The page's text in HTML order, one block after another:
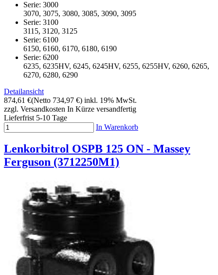
Serie: 3000
3070, 3075, 3080, 3085, 3090, 3095
Serie: 3100
3115, 3120, 3125
Serie: 6100
6150, 6160, 6170, 6180, 6190
Serie: 6200
6235, 6235HV, 6245, 6245HV, 6255, 6255HV, 6260, 6265,
6270, 6280, 6290
Detailansicht
874,61 €(Netto 734,97 €) inkl. 19% MwSt.
zzgl. Versandkosten In Kürze versandfertig
Lieferfrist 5-10 Tage
In Warenkorb
Lenkorbitrol OSPB 125 ON - Massey
Ferguson (3712250M1)